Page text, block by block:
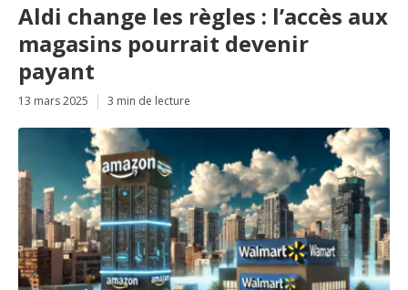
Aldi change les règles : l’accès aux
magasins pourrait devenir
payant
13 mars 2025 3 min de lecture